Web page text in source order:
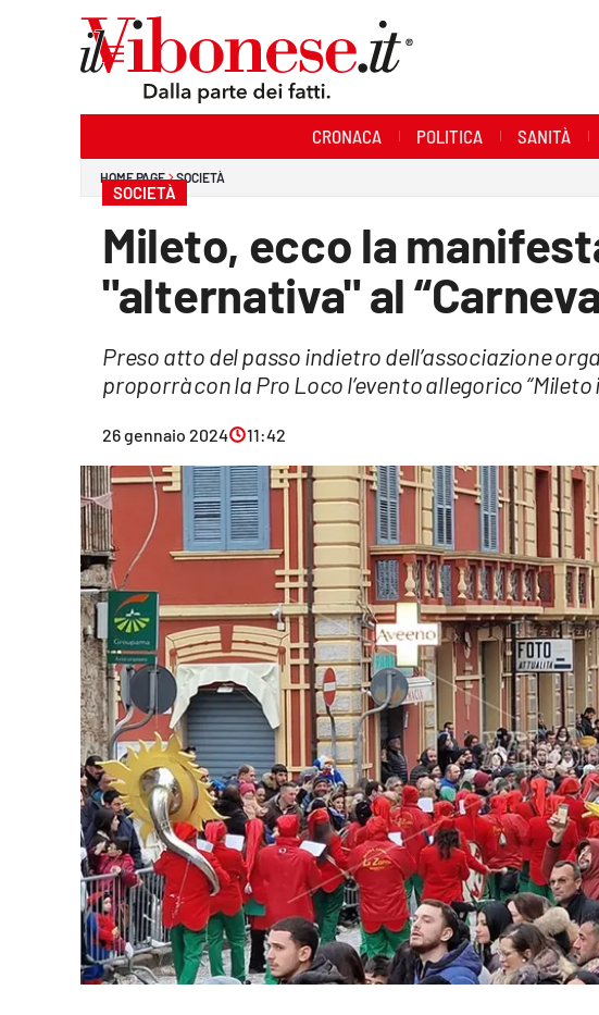
Streaming
Lac Network
CRONACA POLITICA SANITÀ
HOME PAGE SOCIETÀ
SOCIETÀ
Mileto, ecco la
"alternativa" al
Preso atto del passo indietro dell’associazione
proporrà con la Pro Loco l’evento allegorico “Mileto
26 gennaio 2024 11:42